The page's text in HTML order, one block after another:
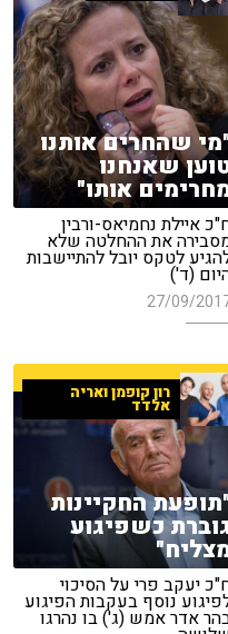
שהחרים אותנו
שאנחנו
אותו"
איילת נחמיאס-ורבין
את ההחלטה שלא
לטקס יובל להתיישבות
(ד')
27/09/
רון קופמן ואריה
אלדד
החקיינות
כשפיגוע
יעקב פרי על הסיכוי
נוסף בעקבות הפיגוע
אדר אמש (ג') בו נהרגו